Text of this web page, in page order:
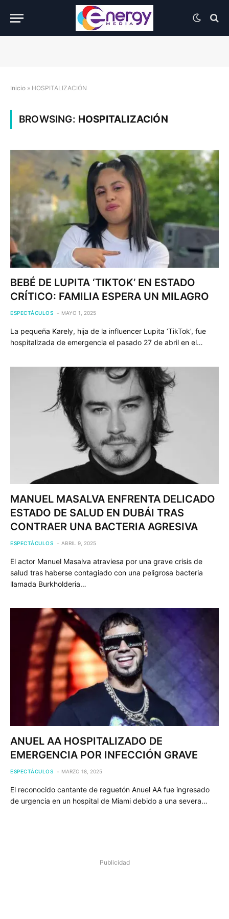
Inicio » HOSPITALIZACIÓN
BROWSING: HOSPITALIZACIÓN
BEBÉ DE LUPITA ‘TIKTOK’ EN ESTADO
CRÍTICO: FAMILIA ESPERA UN MILAGRO
ESPECTÁCULOS MAYO 1, 2025
La pequeña Karely, hija de la influencer Lupita ‘TikTok’, fue
hospitalizada de emergencia el pasado 27 de abril en el…
MANUEL MASALVA ENFRENTA DELICADO
ESTADO DE SALUD EN DUBÁI TRAS
CONTRAER UNA BACTERIA AGRESIVA
ESPECTÁCULOS ABRIL 9, 2025
El actor Manuel Masalva atraviesa por una grave crisis de
salud tras haberse contagiado con una peligrosa bacteria
llamada Burkholderia…
ANUEL AA HOSPITALIZADO DE
EMERGENCIA POR INFECCIÓN GRAVE
ESPECTÁCULOS MARZO 18, 2025
El reconocido cantante de reguetón Anuel AA fue ingresado
de urgencia en un hospital de Miami debido a una severa…
Publicidad